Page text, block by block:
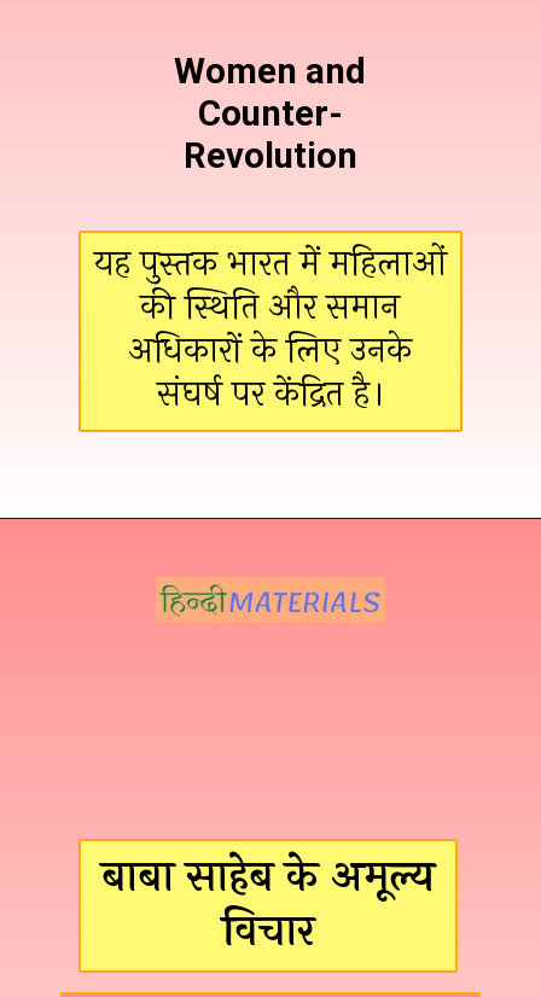
यह पुस्तक भारत में महिलाओं
की स्थिति और समान
अधिकारों के लिए उनके
संघर्ष पर केंद्रित है।
Women and
Counter-
Revolution
बाबा साहेब के अमूल्य
विचार